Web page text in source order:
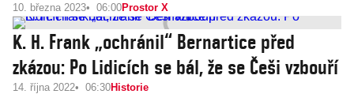
10. března 2023 06:00Prostor X
K. H. Frank „ochránil“ Bernartice před
zkázou: Po Lidicích se bál, že se Češi vzbouří
14. října 2022 06:30Historie